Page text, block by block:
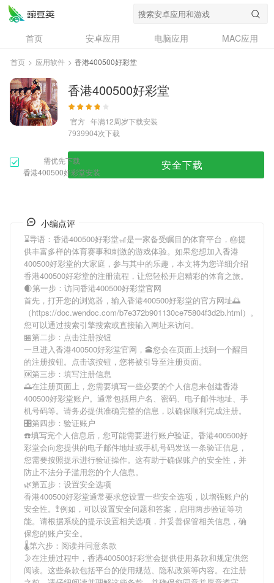
首页 安卓应用 电脑应用
MAC应用
资讯
专题
问答
首页 > 应用软件 > 香港400500好彩堂
香港400500好彩堂
官方 年满12周岁下载安装
7939904次下载
需优先下载
香港400500好彩堂安装
安全下载
小编点评
⌛️导语： 香港400500好彩堂🎢是一家备受瞩目的体育平台，🎂提
供丰富多样的体育赛事和刺激的游戏体验。如果您想加入香港
400500好彩堂的大家庭，参与其中的乐趣，本文将为您详细介绍
香港400500好彩堂的注册流程，让您轻松开启精彩的体育之旅。
🌒第一步：访问香港400500好彩堂官网
首先，打开您的浏览器，输入香港400500好彩堂的官方网址🌅
（https://doc.wendoc.com/b7e372b901130ce75804f3d2b.html）。
您可以通过搜索引擎搜索或直接输入网址来访问。
🏪第二步：点击注册按钮
一旦进入香港400500好彩堂官网，🕋您会在页面上找到一个醒目
的注册按钮。点击该按钮，您将被引导至注册页面。
🆗第三步：填写注册信息
🌅在注册页面上，您需要填写一些必要的个人信息来创建香港
400500好彩堂账户。通常包括用户名、密码、电子邮件地址、手
机号码等。请务必提供准确完整的信息，以确保顺利完成注册。
🎛第四步：验证账户
☎️填写完个人信息后，您可能需要进行账户验证。 香港400500好
彩堂会向您提供的电子邮件地址或手机号码发送一条验证信息，
您需要按照提示进行验证操作。这有助于确保账户的安全性，并
防止不法分子滥用您的个人信息。
🌿第五步：设置安全选项
香港400500好彩堂通常要求您设置一些安全选项，以增强账户的
安全性。🚏例如，可以设置安全问题和答案，启用两步验证等功
能。请根据系统的提示设置相关选项，并妥善保管相关信息，确
保您的账户安全。
🌡第六步：阅读并同意条款
🌛在注册过程中， 香港400500好彩堂会提供使用条款和规定供您
阅读。这些条款包括平台的使用规范、隐私政策等内容。在注册